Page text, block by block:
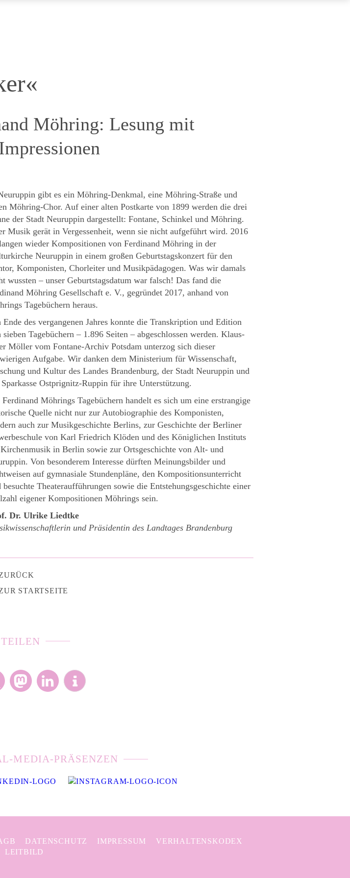
Möhring: Lesung mit
gibt es ein Möhring-Denkmal, eine Möhring-Straße und
Möhring-Chor. Auf einer alten Postkarte von 1899 werden die drei
der Stadt Neuruppin dargestellt: Fontane, Schinkel und Möhring.
Musik gerät in Vergessenheit, wenn sie nicht aufgeführt wird. 2016
wieder Kompositionen von Ferdinand Möhring in der
Neuruppin in einem großen Geburtstagskonzert für den
Komponisten, Chorleiter und Musikpädagogen. Was wir damals
wussten – unser Geburtstagsdatum war falsch! Das fand die
Möhring Gesellschaft e. V., gegründet 2017, anhand von
Tagebüchern heraus.
Ende des vergangenen Jahres konnte die Transkription und Edition
sieben Tagebüchern – 1.896 Seiten – abgeschlossen werden. Klaus-
Möller vom Fontane-Archiv Potsdam unterzog sich dieser
Aufgabe. Wir danken dem Ministerium für Wissenschaft,
und Kultur des Landes Brandenburg, der Stadt Neuruppin und
Ostprignitz-Ruppin für ihre Unterstützung.
Möhrings Tagebüchern handelt es sich um eine erstrangige
Quelle nicht nur zur Autobiographie des Komponisten,
auch zur Musikgeschichte Berlins, zur Geschichte der Berliner
von Karl Friedrich Klöden und des Königlichen Instituts
in Berlin sowie zur Ortsgeschichte von Alt- und
Von besonderem Interesse dürften Meinungsbilder und
auf gymnasiale Stundenpläne, den Kompositionsunterricht
besuchte Theateraufführungen sowie die Entstehungsgeschichte einer
eigener Kompositionen Möhrings sein.
Dr. Ulrike Liedtke
und Präsidentin des Landtages Brandenburg
STARTSEITE
TEILEN
MEDIA-PRÄSENZEN
DATENSCHUTZ IMPRESSUM
VERHALTENSKODEX
LEITBILD